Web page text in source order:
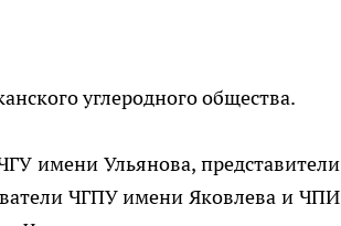
углеродного общества.
имени Ульянова, представители
ЧГПУ имени Яковлева и ЧПИ